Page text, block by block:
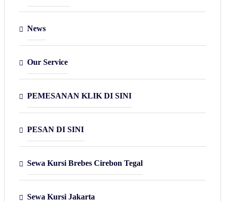
News
Our Service
PEMESANAN KLIK DI SINI
PESAN DI SINI
Sewa Kursi Brebes Cirebon Tegal
Sewa Kursi Jakarta